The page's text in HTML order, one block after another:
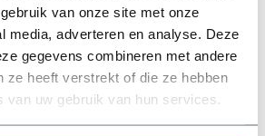
van onze site met onze
media, adverteren en analyse. Deze
gegevens combineren met andere
ze heeft verstrekt of die ze hebben
van uw gebruik van hun services.